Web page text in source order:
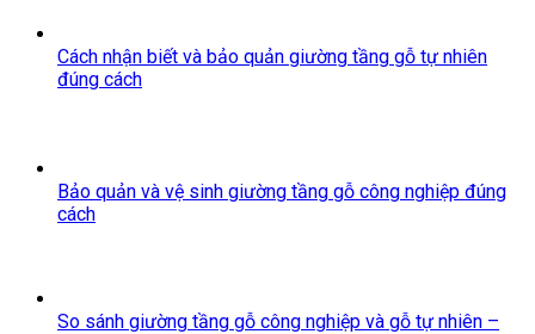
Cách nhận biết và bảo quản giường tầng gỗ tự nhiên
đúng cách
Bảo quản và vệ sinh giường tầng gỗ công nghiệp đúng
cách
So sánh giường tầng gỗ công nghiệp và gỗ tự nhiên –